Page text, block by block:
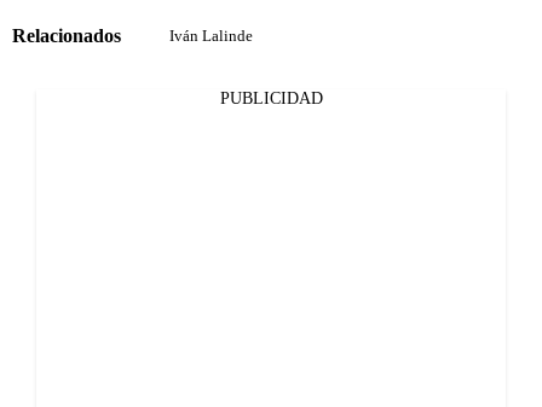
Relacionados Iván Lalinde
PUBLICIDAD